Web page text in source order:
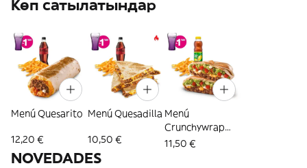
Көп сатылатындар
Menú Quesarito
12,20 €
Menú Quesadilla
10,50 €
Menú
Crunchywrap
Supreme
11,50 €
NOVEDADES